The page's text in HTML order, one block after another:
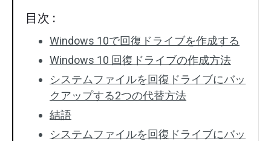
目次 :
Windows 10で回復ドライブを作成する
Windows 10 回復ドライブの作成方法
システムファイルを回復ドライブにバッ
クアップする2つの代替方法
結語
システムファイルを回復ドライブにバッ